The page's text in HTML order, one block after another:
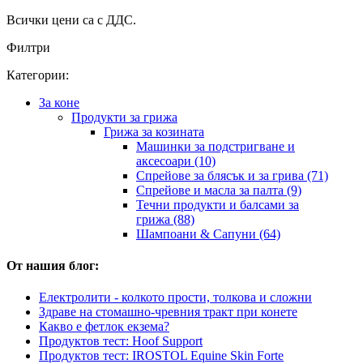
Всички цени са с ДДС.
Филтри
Категории:
За коне
Продукти за грижа
Грижа за козината
Машинки за подстригване и
аксесоари (10)
Спрейове за блясък и за грива (71)
Спрейове и масла за палта (9)
Течни продукти и балсами за
грижа (88)
Шампоани & Сапуни (64)
От нашия блог:
Електролити - колкото прости, толкова и сложни
Здраве на стомашно-чревния тракт при конете
Какво е фетлок екзема?
Продуктов тест: Hoof Support
Продуктов тест: IROSTOL Equine Skin Forte